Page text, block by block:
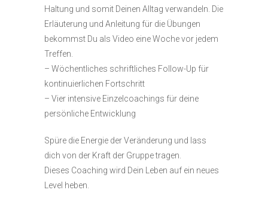
Haltung und somit Deinen Alltag verwandeln. Die
Erläuterung und Anleitung für die Übungen
bekommst Du als Video eine Woche vor jedem
Treffen.
– Wöchentliches schriftliches Follow-Up für
kontinuierlichen Fortschritt
– Vier intensive Einzelcoachings für deine
persönliche Entwicklung
Spüre die Energie der Veränderung und lass
dich von der Kraft der Gruppe tragen.
Dieses Coaching wird Dein Leben auf ein neues
Level heben.